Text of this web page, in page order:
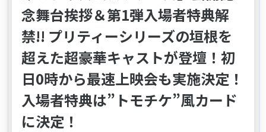
念舞台挨拶＆第1弾入場者特典解
禁!! プリティーシリーズの垣根を
超えた超豪華キャストが登壇！初
日0時から最速上映会も実施決定！
入場者特典は”トモチケ”風カード
に決定！